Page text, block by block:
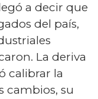
a decir que
del país,
La deriva
calibrar la
cambios, su